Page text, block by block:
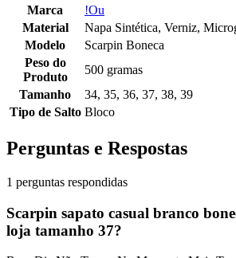
Marca
!Ou
Material
Napa Sintética, Verniz,
Modelo
Scarpin Boneca
Peso do
Produto
500 gramas
Tamanho
34, 35, 36, 37, 38, 39
Tipo de Salto Bloco
Perguntas e Respostas
1 perguntas respondidas
Scarpin sapato casual branco
loja tamanho 37?